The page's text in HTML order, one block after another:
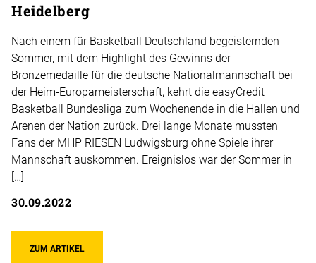
Heidelberg
Nach einem für Basketball Deutschland begeisternden
Sommer, mit dem Highlight des Gewinns der
Bronzemedaille für die deutsche Nationalmannschaft bei
der Heim-Europameisterschaft, kehrt die easyCredit
Basketball Bundesliga zum Wochenende in die Hallen und
Arenen der Nation zurück. Drei lange Monate mussten
Fans der MHP RIESEN Ludwigsburg ohne Spiele ihrer
Mannschaft auskommen. Ereignislos war der Sommer in
[…]
30.09.2022
ZUM ARTIKEL